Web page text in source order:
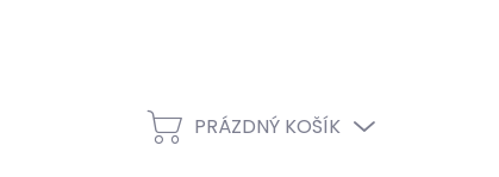
NÁKUPNÍ
PRÁZDNÝ KOŠÍK